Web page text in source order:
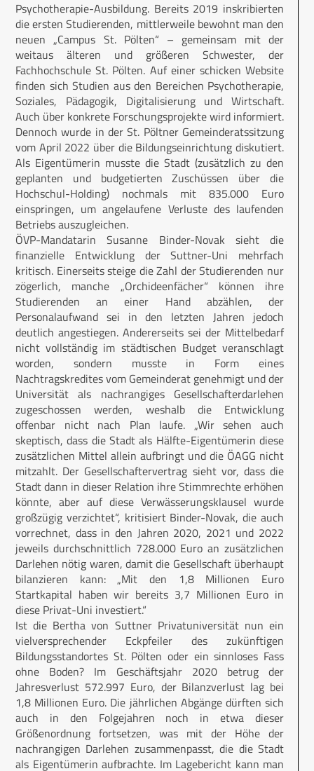
Psychotherapie-Ausbildung. Bereits 2019 inskribierten
die ersten Studierenden, mittlerweile bewohnt man den
neuen „Campus St. Pölten“ – gemeinsam mit der
weitaus älteren und größeren Schwester, der
Fachhochschule St. Pölten. Auf einer schicken Website
finden sich Studien aus den Bereichen Psychotherapie,
Soziales, Pädagogik, Digitalisierung und Wirtschaft.
Auch über konkrete Forschungsprojekte wird informiert.
Dennoch wurde in der St. Pöltner Gemeinderatssitzung
vom April 2022 über die Bildungseinrichtung diskutiert.
Als Eigentümerin musste die Stadt (zusätzlich zu den
geplanten und budgetierten Zuschüssen über die
Hochschul-Holding) nochmals mit 835.000 Euro
einspringen, um angelaufene Verluste des laufenden
Betriebs auszugleichen.
ÖVP-Mandatarin Susanne Binder-Novak sieht die
finanzielle Entwicklung der Suttner-Uni mehrfach
kritisch. Einerseits steige die Zahl der Studierenden nur
zögerlich, manche „Orchideenfächer“ können ihre
Studierenden an einer Hand abzählen, der
Personalaufwand sei in den letzten Jahren jedoch
deutlich angestiegen. Andererseits sei der Mittelbedarf
nicht vollständig im städtischen Budget veranschlagt
worden, sondern musste in Form eines
Nachtragskredites vom Gemeinderat genehmigt und der
Universität als nachrangiges Gesellschafterdarlehen
zugeschossen werden, weshalb die Entwicklung
offenbar nicht nach Plan laufe. „Wir sehen auch
skeptisch, dass die Stadt als Hälfte-Eigentümerin diese
zusätzlichen Mittel allein aufbringt und die ÖAGG nicht
mitzahlt. Der Gesellschaftervertrag sieht vor, dass die
Stadt dann in dieser Relation ihre Stimmrechte erhöhen
könnte, aber auf diese Verwässerungsklausel wurde
großzügig verzichtet“, kritisiert Binder-Novak, die auch
vorrechnet, dass in den Jahren 2020, 2021 und 2022
jeweils durchschnittlich 728.000 Euro an zusätzlichen
Darlehen nötig waren, damit die Gesellschaft überhaupt
bilanzieren kann: „Mit den 1,8 Millionen Euro
Startkapital haben wir bereits 3,7 Millionen Euro in
diese Privat-Uni investiert.“
Ist die Bertha von Suttner Privatuniversität nun ein
vielversprechender Eckpfeiler des zukünftigen
Bildungsstandortes St. Pölten oder ein sinnloses Fass
ohne Boden? Im Geschäftsjahr 2020 betrug der
Jahresverlust 572.997 Euro, der Bilanzverlust lag bei
1,8 Millionen Euro. Die jährlichen Abgänge dürften sich
auch in den Folgejahren noch in etwa dieser
Größenordnung fortsetzen, was mit der Höhe der
nachrangigen Darlehen zusammenpasst, die die Stadt
als Eigentümerin aufbrachte. Im Lagebericht kann man